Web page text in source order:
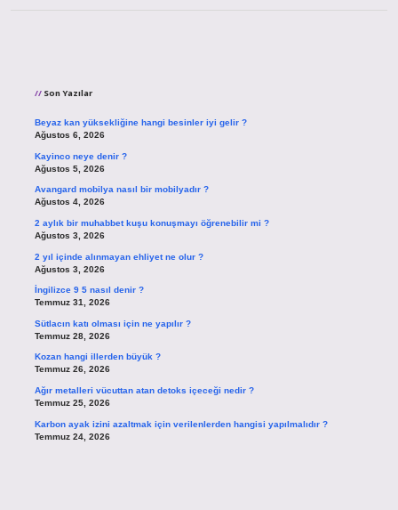
Son Yazılar
Beyaz kan yüksekliğine hangi besinler iyi gelir ?
Ağustos 6, 2026
Kayinco neye denir ?
Ağustos 5, 2026
Avangard mobilya nasıl bir mobilyadır ?
Ağustos 4, 2026
2 aylık bir muhabbet kuşu konuşmayı öğrenebilir mi ?
Ağustos 3, 2026
2 yıl içinde alınmayan ehliyet ne olur ?
Ağustos 3, 2026
İngilizce 9 5 nasıl denir ?
Temmuz 31, 2026
Sütlacın katı olması için ne yapılır ?
Temmuz 28, 2026
Kozan hangi illerden büyük ?
Temmuz 26, 2026
Ağır metalleri vücuttan atan detoks içeceği nedir ?
Temmuz 25, 2026
Karbon ayak izini azaltmak için verilenlerden hangisi yapılmalıdır ?
Temmuz 24, 2026